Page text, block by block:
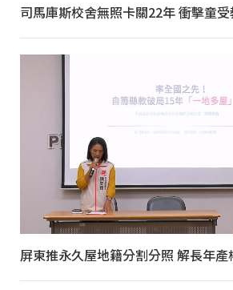
司馬庫斯校舍無照卡關22年 衝擊童
屏東推永久屋地籍分割分照 解長年產